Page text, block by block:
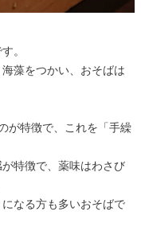
。
藻をつかい、おそばは
が特徴で、これを「手繰
特徴で、薬味はわさび
なる方も多いおそばで